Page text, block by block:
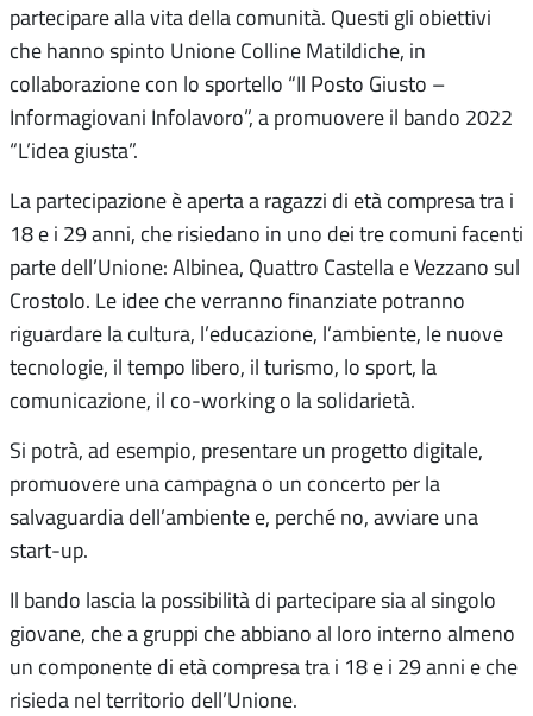
partecipare alla vita della comunità. Questi gli obiettivi
che hanno spinto Unione Colline Matildiche, in
collaborazione con lo sportello “Il Posto Giusto –
Informagiovani Infolavoro”, a promuovere il bando 2022
“L’idea giusta”.
La partecipazione è aperta a ragazzi di età compresa tra i
18 e i 29 anni, che risiedano in uno dei tre comuni facenti
parte dell’Unione: Albinea, Quattro Castella e Vezzano sul
Crostolo. Le idee che verranno finanziate potranno
riguardare la cultura, l’educazione, l’ambiente, le nuove
tecnologie, il tempo libero, il turismo, lo sport, la
comunicazione, il co-working o la solidarietà.
Si potrà, ad esempio, presentare un progetto digitale,
promuovere una campagna o un concerto per la
salvaguardia dell’ambiente e, perché no, avviare una
start-up.
Il bando lascia la possibilità di partecipare sia al singolo
giovane, che a gruppi che abbiano al loro interno almeno
un componente di età compresa tra i 18 e i 29 anni e che
risieda nel territorio dell’Unione.